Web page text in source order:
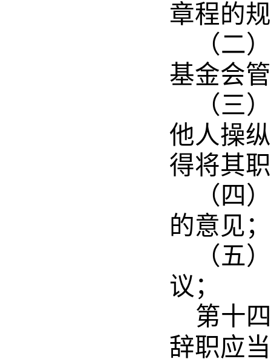
章程的
（二）
基金会
（三）
他人操
得将其
（四）
的意见；
（五）
议；
第十
辞职应